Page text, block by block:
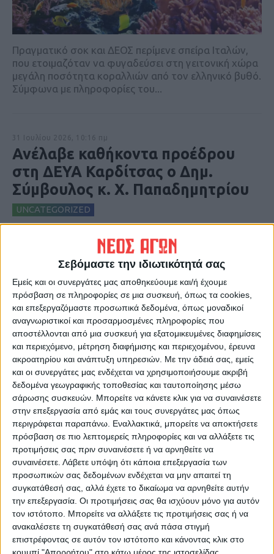
Σεβόμαστε την ιδιωτικότητά σας
Εμείς και οι συνεργάτες μας αποθηκεύουμε και/ή έχουμε
πρόσβαση σε πληροφορίες σε μια συσκευή, όπως τα cookies,
και επεξεργαζόμαστε προσωπικά δεδομένα, όπως μοναδικοί
αναγνωριστικοί και προσαρμοσμένες πληροφορίες που
αποστέλλονται από μια συσκευή για εξατομικευμένες διαφημίσεις
και περιεχόμενο, μέτρηση διαφήμισης και περιεχομένου, έρευνα
ακροατηρίου και ανάπτυξη υπηρεσιών. Με την άδειά σας, εμείς
και οι συνεργάτες μας ενδέχεται να χρησιμοποιήσουμε ακριβή
δεδομένα γεωγραφικής τοποθεσίας και ταυτοποίησης μέσω
σάρωσης συσκευών. Μπορείτε να κάνετε κλικ για να συναινέσετε
στην επεξεργασία από εμάς και τους συνεργάτες μας όπως
περιγράφεται παραπάνω. Εναλλακτικά, μπορείτε να αποκτήσετε
πρόσβαση σε πιο λεπτομερείς πληροφορίες και να αλλάξετε τις
προτιμήσεις σας πριν συναινέσετε ή να αρνηθείτε να
συναινέσετε. Λάβετε υπόψη ότι κάποια επεξεργασία των
προσωπικών σας δεδομένων ενδέχεται να μην απαιτεί τη
συγκατάθεσή σας, αλλά έχετε το δικαίωμα να αρνηθείτε αυτήν
την επεξεργασία. Οι προτιμήσεις σας θα ισχύουν μόνο για αυτόν
τον ιστότοπο. Μπορείτε να αλλάξετε τις προτιμήσεις σας ή να
ανακαλέσετε τη συγκατάθεσή σας ανά πάσα στιγμή
επιστρέφοντας σε αυτόν τον ιστότοπο και κάνοντας κλικ στο
Πραγματικό σοκ και ΔΕΟΣ περίμενε σπείρα Ιταλών,
που ετοιμαζόταν να φυγαδεύσει στη γειτονική χώρα
μεγάλη ποσότητα κοραλλιών από τον ελληνικό βυθό.
Σύμφωνα με πληροφορίες του...
Ανέλαβε καθήκοντα προέδρου
στη ΔΕΥΑ Καρδίτσας ο Δημ.
Σύμβουλος κ. Χ. Παπαδημητρίου
UNCATEGORIZED
Ανέλαβε επίσημα τα καθήκοντά του ως πρόεδρος
της ΔΕΥΑ Καρδίτσας ο δημοτικός σύμβουλος της
πλειοψηφίας κ. Χαρίλαος Παπαδημητρίου. Να
υπενθυμίσουμε ότι ο κ. Παπαδημητρίου ορίστηκε...
22 Ιουλίου 2026, 9:11 πμ
Αύριο ανακοινώνονται οι Βάσεις
εισαγωγής στα πανεπιστήμια